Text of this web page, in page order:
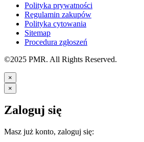
Polityka prywatności
Regulamin zakupów
Polityka cytowania
Sitemap
Procedura zgłoszeń
©2025 PMR. All Rights Reserved.
×
×
Zaloguj się
Masz już konto, zaloguj się: